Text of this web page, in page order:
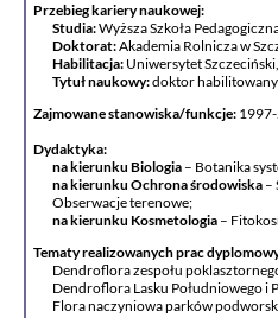
Przebieg kariery naukowej:
Studia:Wyższa Szkoła
Doktorat:Akademia Rolnicza w
Habilitacja:Uniwersytet
Tytuł naukowy:doktor
Zajmowane stanowiska/funkcje:
Dydaktyka:
na kierunku Biologia– Botanika
na kierunku Ochrona środowiska–
Obserwacje terenowe;
na kierunku Kosmetologia–
Tematy realizowanych prac
Dendroflora zespołu
Dendroflora Lasku Południowego i
Flora naczyniowa parków